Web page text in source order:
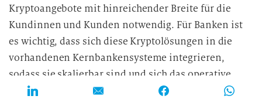
Kryptoangebote mit hinreichender Breite für die
Kundinnen und Kunden notwendig. Für Banken ist
es wichtig, dass sich diese Kryptolösungen in die
vorhandenen Kernbankensysteme integrieren,
sodass sie skalierbar sind und sich das operative
Risiko managen lässt.